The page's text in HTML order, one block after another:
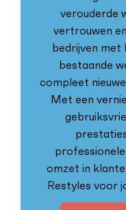
verouderde
vertrouwen
bedrijven met
bestaande
compleet
Met een
omzet in
Restyles voor